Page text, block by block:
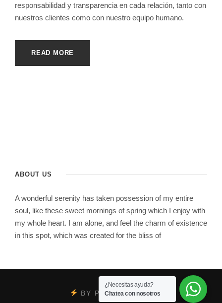
responsabilidad y transparencia en cada relación, tanto con
nuestros clientes como con nuestro equipo humano.
READ MORE
ABOUT US
A wonderful serenity has taken possession of my entire
soul, like these sweet mornings of spring which I enjoy with
my whole heart. I am alone, and feel the charm of existence
in this spot, which was created for the bliss of
BY PSYCOBRAND
¿Necesitas ayuda?
Chatea con nosotros